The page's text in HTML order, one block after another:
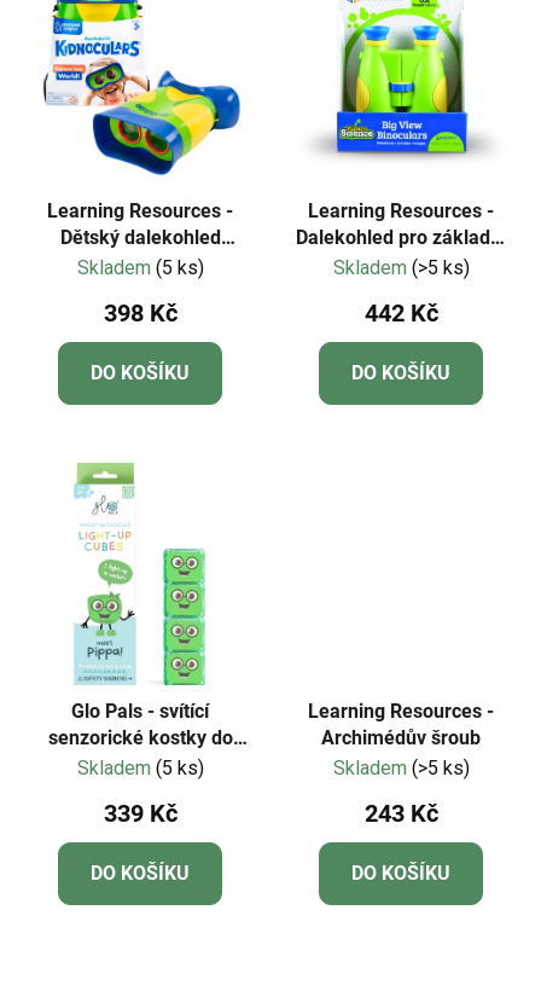
Learning Resources -
Dětský dalekohled
GeoSafari® Jr.
Skladem (5 ks)
398 Kč
DO KOŠÍKU
Learning Resources -
Dalekohled pro základní
vědy
Skladem (>5 ks)
442 Kč
DO KOŠÍKU
Glo Pals - svítící
senzorické kostky do
vody-zelená - Pippa 4ks
Skladem (5 ks)
339 Kč
DO KOŠÍKU
Learning Resources -
Archimédův šroub
Skladem (>5 ks)
243 Kč
DO KOŠÍKU